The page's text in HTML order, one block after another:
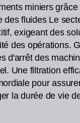
miniers
des fluides Le
exigeant des
des opérations.
d'arrêt des
Une filtration
pour
la durée de vie